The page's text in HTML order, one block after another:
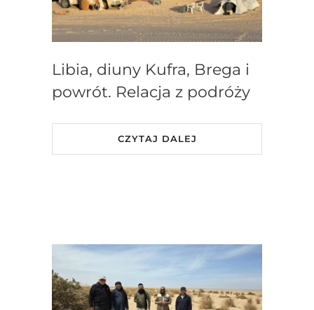
Libia, diuny Kufra, Brega i
powrót. Relacja z podróży
CZYTAJ DALEJ